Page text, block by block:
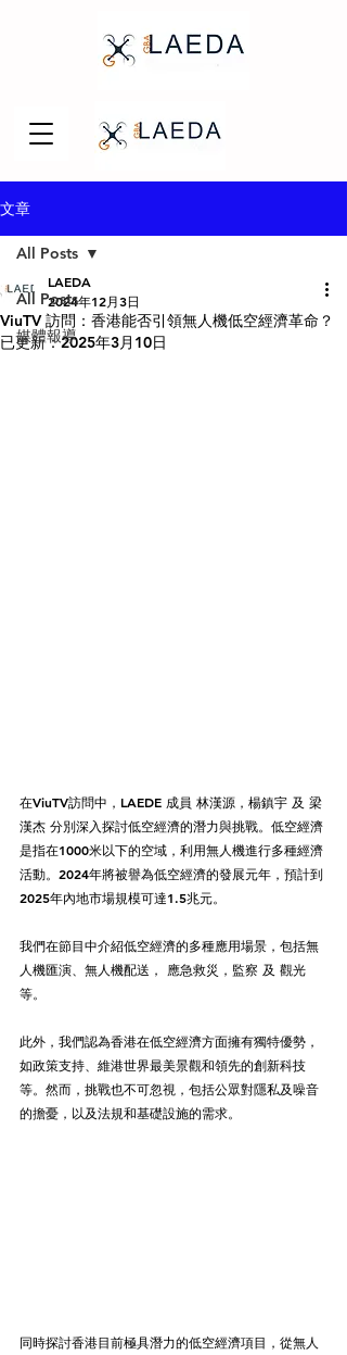
文章
All Posts
媒體報導
All Posts
ViuTV 訪問：香港能否引領無人機低空經濟革命？
LAEDA
2024年12月3日
已更新：2025年3月10日
在ViuTV訪問中，LAEDE 成員 林漢源，楊鎮宇 及 梁
漢杰 分別深入探討低空經濟的潛力與挑戰。低空經濟
是指在1000米以下的空域，利用無人機進行多種經濟
活動。2024年將被譽為低空經濟的發展元年，預計到
2025年內地市場規模可達1.5兆元。
我們在節目中介紹低空經濟的多種應用場景，包括無
人機匯演、無人機配送， 應急救災，監察 及 觀光
等。
此外，我們認為香港在低空經濟方面擁有獨特優勢，
如政策支持、維港世界最美景觀和領先的創新科技
等。然而，挑戰也不可忽視，包括公眾對隱私及噪音
的擔憂，以及法規和基礎設施的需求。
同時探討香港目前極具潛力的低空經濟項目，從無人